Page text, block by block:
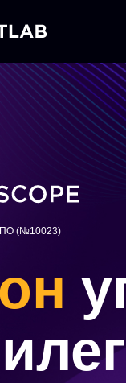
ПО (№10023)